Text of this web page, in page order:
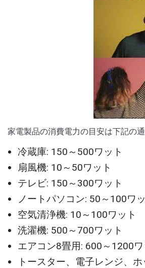
家電製品の消費電力の目安は下記の通
冷蔵庫: 150～500ワット
扇風機: 10～50ワット
テレビ: 150～300ワット
ノートパソコン: 50～100ワ
空気清浄機: 10～100ワット
洗濯機: 500～700ワット
エアコン8畳用: 600～1200ワ
トースター、電子レンジ、